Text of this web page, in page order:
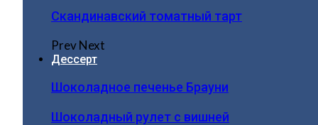
Скандинавский томатный тарт
PrevNext
Дессерт
Шоколадное печенье Брауни
Шоколадный рулет с вишней